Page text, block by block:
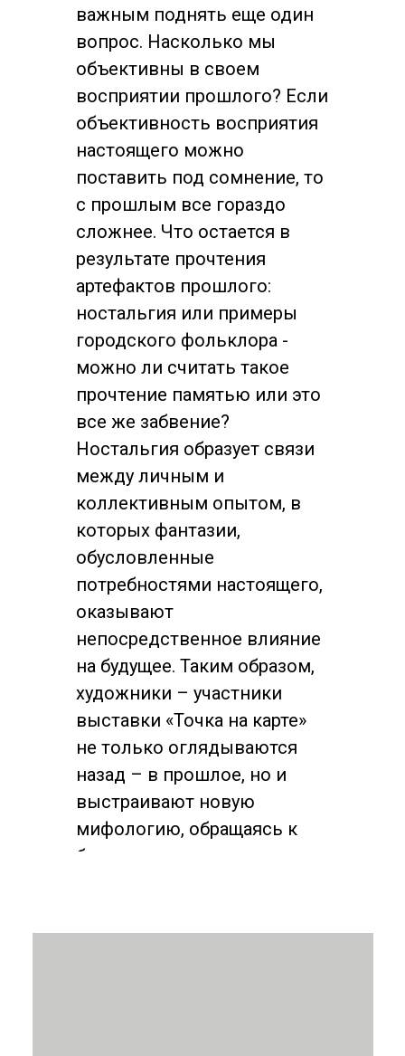
важным поднять еще один
вопрос. Насколько мы
объективны в своем
восприятии прошлого? Если
объективность восприятия
настоящего можно
поставить под сомнение, то
с прошлым все гораздо
сложнее. Что остается в
результате прочтения
артефактов прошлого:
ностальгия или примеры
городского фольклора -
можно ли считать такое
прочтение памятью или это
все же забвение?
Ностальгия образует связи
между личным и
коллективным опытом, в
которых фантазии,
обусловленные
потребностями настоящего,
оказывают
непосредственное влияние
на будущее. Таким образом,
художники – участники
выставки «Точка на карте»
не только оглядываются
назад – в прошлое, но и
выстраивают новую
мифологию, обращаясь к
будущему.